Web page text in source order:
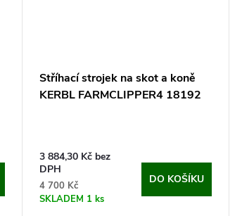
Stříhací strojek na skot a koně
KERBL FARMCLIPPER4 18192
3 884,30 Kč bez
DPH
4 700 Kč
SKLADEM 1 ks
DO KOŠÍKU